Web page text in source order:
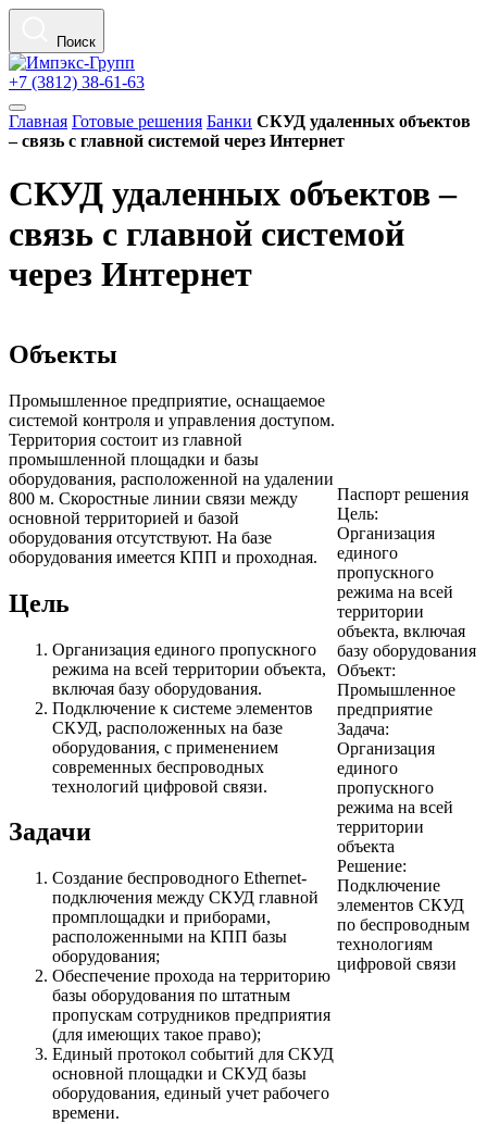
Поиск
+7 (3812) 38-61-63
Главная Готовые решения Банки СКУД удаленных объектов
– связь с главной системой через Интернет
СКУД удаленных объектов –
связь с главной системой
через Интернет
Объекты
Промышленное предприятие, оснащаемое
системой контроля и управления доступом.
Территория состоит из главной
промышленной площадки и базы
оборудования, расположенной на удалении
800 м. Скоростные линии связи между
основной территорией и базой
оборудования отсутствуют. На базе
оборудования имеется КПП и проходная.
Цель
Организация единого пропускного
режима на всей территории объекта,
включая базу оборудования.
Подключение к системе элементов
СКУД, расположенных на базе
оборудования, с применением
современных беспроводных
технологий цифровой связи.
Задачи
Создание беспроводного Ethernet-
подключения между СКУД главной
промплощадки и приборами,
расположенными на КПП базы
оборудования;
Обеспечение прохода на территорию
базы оборудования по штатным
пропускам сотрудников предприятия
(для имеющих такое право);
Единый протокол событий для СКУД
основной площадки и СКУД базы
оборудования, единый учет рабочего
времени.
Паспорт решения
Цель:
Организация
единого
пропускного
режима на всей
территории
объекта, включая
базу оборудования
Объект:
Промышленное
предприятие
Задача:
Организация
единого
пропускного
режима на всей
территории
объекта
Решение:
Подключение
элементов СКУД
по беспроводным
технологиям
цифровой связи